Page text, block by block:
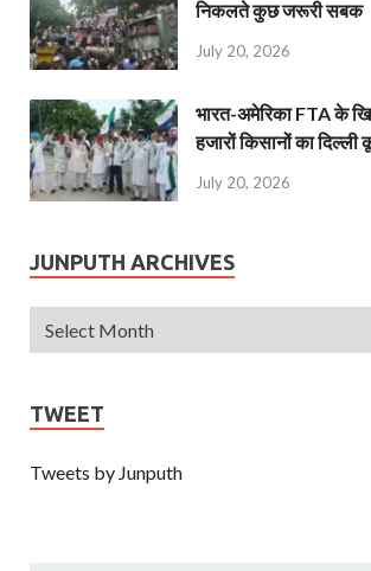
निकलते कुछ जरूरी सबक
July 20, 2026
भारत-अमेरिका FTA के
हजारों किसानों का दिल्ली
July 20, 2026
JUNPUTH ARCHIVES
TWEET
Tweets by Junputh